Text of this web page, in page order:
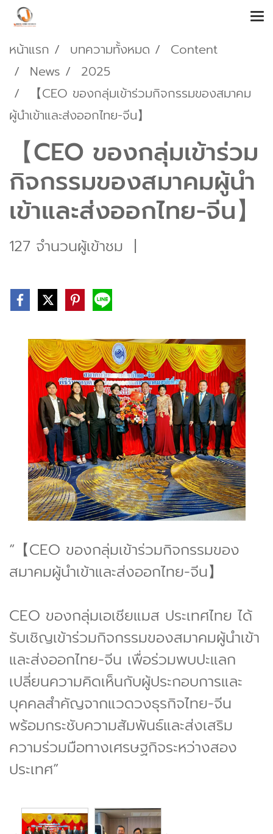
หน้าแรก บทความทั้งหมด
Content
News
2025
【CEO ของกลุ่มเข้าร่วมกิจกรรมของสมาคม
ผู้นำเข้าและส่งออกไทย-จีน】
【CEO ของกลุ่มเข้าร่วม
กิจกรรมของสมาคมผู้นำ
เข้าและส่งออกไทย-จีน】
127 จำนวนผู้เข้าชม |
“【CEO ของกลุ่มเข้าร่วมกิจกรรมของ
สมาคมผู้นำเข้าและส่งออกไทย-จีน】
CEO ของกลุ่มเอเชียแมส ประเทศไทย ได้
รับเชิญเข้าร่วมกิจกรรมของสมาคมผู้นำเข้า
และส่งออกไทย-จีน เพื่อร่วมพบปะแลก
เปลี่ยนความคิดเห็นกับผู้ประกอบการและ
บุคคลสำคัญจากแวดวงธุรกิจไทย-จีน
พร้อมกระชับความสัมพันธ์และส่งเสริม
ความร่วมมือทางเศรษฐกิจระหว่างสอง
ประเทศ”